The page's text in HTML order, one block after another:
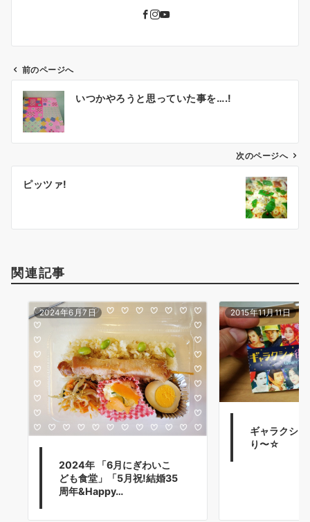
ビ
ン
前のページへ
いつかやろうと思っていた事を….!
次のページへ
ピッツァ!
関連記事
2024年6月7日
2024年 「6月にぎわいこ
ども食堂」「5月祝!結婚35
周年&Happy…
2015年11月11日
ギャラクシ
り〜☆